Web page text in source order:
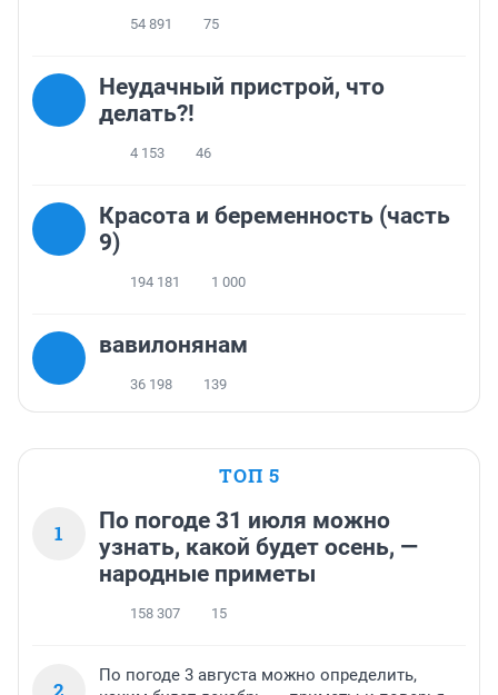
54 891 75
Неудачный пристрой, что
делать?!
4 153 46
Красота и беременность (часть
9)
194 181 1 000
вавилонянам
36 198 139
ТОП 5
1
По погоде 31 июля можно
узнать, какой будет осень, —
народные приметы
158 307 15
По погоде 3 августа можно определить,